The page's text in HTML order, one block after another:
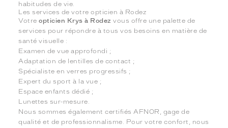
habitudes de vie.
Les services de votre opticien à Rodez
Votreopticien Krys à Rodez vous offre une palette de
services pour répondre à tous vos besoins en matière de
santé visuelle :
Examen de vue approfondi ;
Adaptation de lentilles de contact ;
Spécialiste en verres progressifs ;
Expert du sport à la vue ;
Espace enfants dédié ;
Lunettes sur-mesure.
Nous sommes également certifiés AFNOR, gage de
qualité et de professionnalisme. Pour votre confort, nous